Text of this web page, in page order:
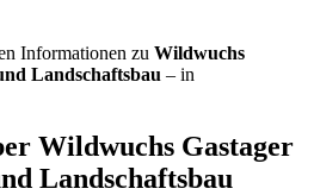
Informationen zu Wildwuchs
Landschaftsbau – in
Wildwuchs Gastager
Landschaftsbau